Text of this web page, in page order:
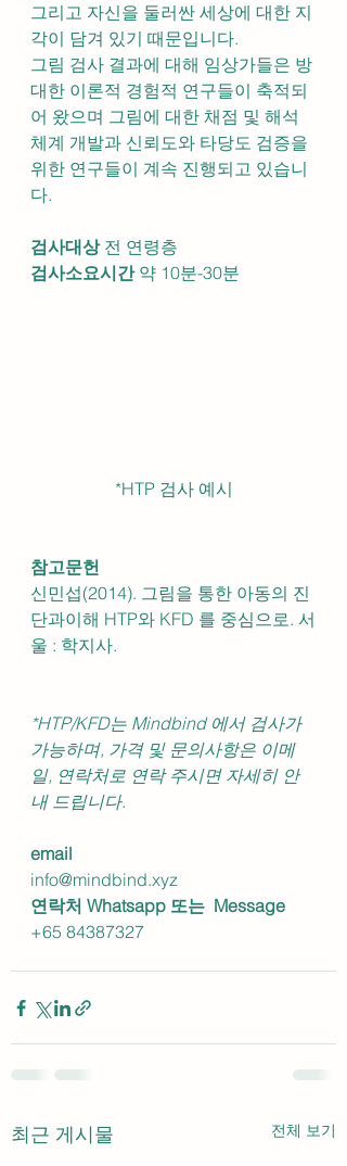
그리고 자신을 둘러싼 세상에 대한 지
각이 담겨 있기 때문입니다.
그림 검사 결과에 대해 임상가들은 방
대한 이론적 경험적 연구들이 축적되
어 왔으며 그림에 대한 채점 및 해석
체계 개발과 신뢰도와 타당도 검증을
위한 연구들이 계속 진행되고 있습니
다.
검사대상 전 연령층
검사소요시간 약 10분-30분
*HTP 검사 예시
참고문헌
신민섭(2014). 그림을 통한 아동의 진
단과이해 HTP와 KFD 를 중심으로. 서
울 : 학지사.
*HTP/KFD는 Mindbind 에서 검사가
가능하며, 가격 및 문의사항은 이메
일, 연락처로 연락 주시면 자세히 안
내 드립니다.
email
info@mindbind.xyz
연락처 Whatsapp 또는  Message
+65 84387327
최근 게시물 전체 보기